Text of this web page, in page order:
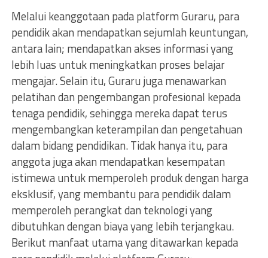
Melalui keanggotaan pada platform Guraru, para
pendidik akan mendapatkan sejumlah keuntungan,
antara lain; mendapatkan akses informasi yang
lebih luas untuk meningkatkan proses belajar
mengajar. Selain itu, Guraru juga menawarkan
pelatihan dan pengembangan profesional kepada
tenaga pendidik, sehingga mereka dapat terus
mengembangkan keterampilan dan pengetahuan
dalam bidang pendidikan. Tidak hanya itu, para
anggota juga akan mendapatkan kesempatan
istimewa untuk memperoleh produk dengan harga
eksklusif, yang membantu para pendidik dalam
memperoleh perangkat dan teknologi yang
dibutuhkan dengan biaya yang lebih terjangkau.
Berikut manfaat utama yang ditawarkan kepada